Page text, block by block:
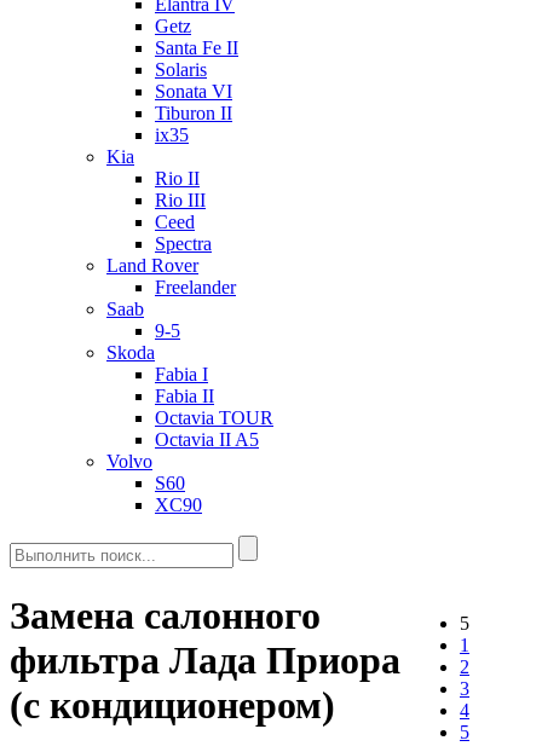
Elantra IV
Getz
Santa Fe II
Solaris
Sonata VI
Tiburon II
ix35
Kia
Rio II
Rio III
Ceed
Spectra
Land Rover
Freelander
Saab
9-5
Skoda
Fabia I
Fabia II
Octavia TOUR
Octavia II A5
Volvo
S60
XC90
5
1
2
3
4
5
Замена салонного
фильтра Лада Приора
(с кондиционером)